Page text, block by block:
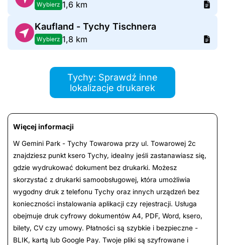
Wybierz 1,6 km
Kaufland - Tychy Tischnera
Wybierz 1,8 km
Tychy: Sprawdź inne
lokalizacje drukarek
Więcej informacji
W Gemini Park - Tychy Towarowa przy ul. Towarowej 2c
znajdziesz punkt ksero Tychy, idealny jeśli zastanawiasz się,
gdzie wydrukować dokument bez drukarki. Możesz
skorzystać z drukarki samoobsługowej, która umożliwia
wygodny druk z telefonu Tychy oraz innych urządzeń bez
konieczności instalowania aplikacji czy rejestracji. Usługa
obejmuje druk cyfrowy dokumentów A4, PDF, Word, ksero,
bilety, CV czy umowy. Płatności są szybkie i bezpieczne -
BLIK, kartą lub Google Pay. Twoje pliki są szyfrowane i